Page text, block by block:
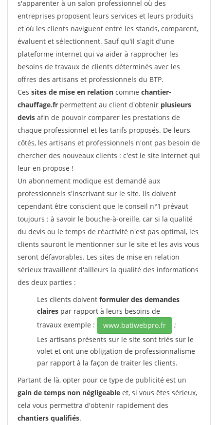
s'apparenter à un salon professionnel où des
entreprises proposent leurs services et leurs produits
et où les clients naviguent entre les stands, comparent,
évaluent et sélectionnent. Sauf qu'il s'agit d'une
plateforme internet qui va aider à rapprocher les
besoins de travaux de clients déterminés avec les
offres des artisans et professionnels du BTP.
Ces sites de mise en relation comme chantier-
chauffage.fr permettent au client d'obtenir plusieurs
devis afin de pouvoir comparer les prestations de
chaque professionnel et les tarifs proposés. De leurs
côtés, les artisans et professionnels n'ont pas besoin de
chercher des nouveaux clients : c'est le site internet qui
leur en propose !
Un abonnement modique est demandé aux
professionnels s'inscrivant sur le site. Ils doivent
cependant être conscient que le conseil n°1 prévaut
toujours : à savoir le bouche-à-oreille, car si la qualité
du devis ou le temps de réactivité n'est pas optimal, les
clients sauront le mentionner sur le site et les avis vous
seront défavorables. Les sites de mise en relation
sérieux travaillent d'ailleurs la qualité des informations
des deux parties :
Les clients doivent formuler des demandes
claires par rapport à leurs besoins de
travaux exemple :
www.batiwebpro.fr
;
Les artisans présents sur le site sont triés sur le
volet et ont une obligation de professionnalisme
par rapport à la façon de traiter les clients.
Partant de là, opter pour ce type de publicité est un
gain de temps non négligeable et, si vous êtes sérieux,
cela vous permettra d'obtenir rapidement des
chantiers qualifiés.